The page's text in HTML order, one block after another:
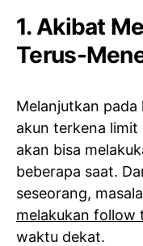
1. Akibat
Terus-
Melanjutkan
akun terkena limit
akan bisa
beberapa saat.
seseorang,
melakukan follow
waktu dekat.